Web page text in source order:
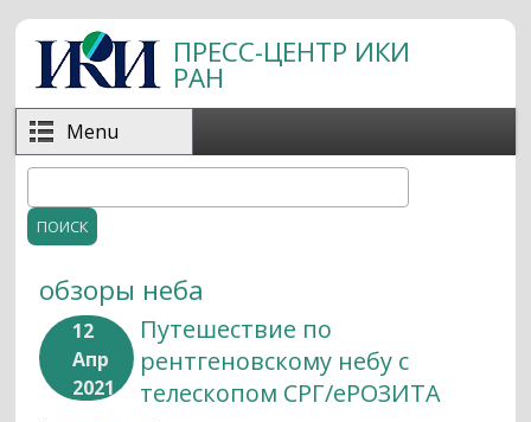
Перейти к основному содержанию
ПРЕСС-ЦЕНТР ИКИ
РАН
Menu
Форма поиска
обзоры неба
12
Апр
2021
Путешествие по
рентгеновскому небу с
телескопом СРГ/еРОЗИТА